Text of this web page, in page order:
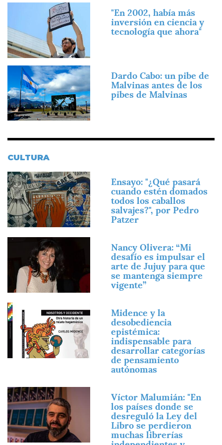
"En 2002, había más
inversión en ciencia y
tecnología que ahora"
Imagen
Dardo Cabo: un pibe de
Malvinas antes de los
pibes de Malvinas
CULTURA
Imagen
Ensayo: "¿Qué pasará
cuando estén domados
todos los caballos
salvajes?", por Pedro
Patzer
Imagen
Nancy Olivera: “Mi
desafío es impulsar el
arte de Jujuy para que
se mantenga siempre
vigente”
Imagen
Midence y la
desobediencia
epistémica:
indispensable para
desarrollar categorías
de pensamiento
autónomas
Imagen
Víctor Malumián: "En
los países donde se
desreguló la Ley del
Libro se perdieron
muchas librerías